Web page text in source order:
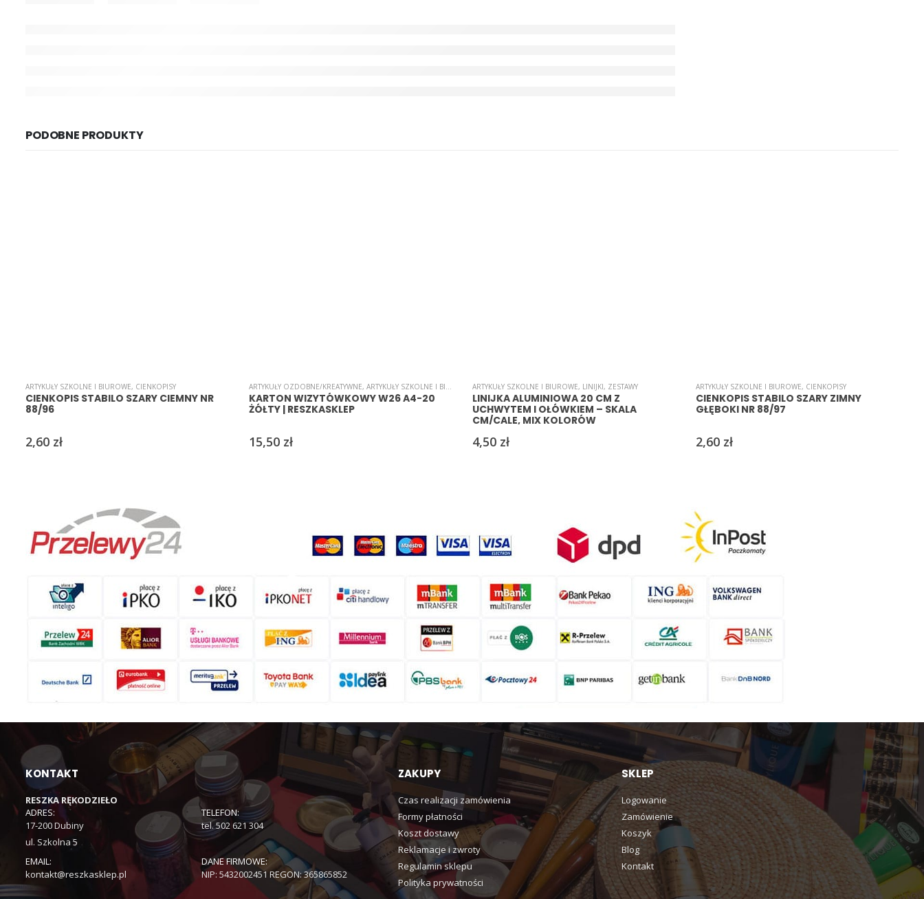
PODOBNE PRODUKTY
ARTYKUŁY SZKOLNE I BIUROWE, CIENKOPISY
CIENKOPIS STABILO SZARY CIEMNY NR
88/96
2,60 zł
ARTYKUŁY OZDOBNE/KREATYWNE, ARTYKUŁY SZKOLNE I BIUROWE ,KARTON/PAPIER WIZYTÓWKOWY ,PAPIER,PAPIERY/WYCINANKI
KARTON WIZYTÓWKOWY W26 A4-20
ŻÓŁTY | RESZKASKLEP
15,50 zł
ARTYKUŁY SZKOLNE I BIUROWE, LINIJKI, ZESTAWY
LINIJKA ALUMINIOWA 20 CM Z
UCHWYTEM I OŁÓWKIEM – SKALA
CM/CALE, MIX KOLORÓW
4,50 zł
ARTYKUŁY SZKOLNE I BIUROWE, CIENKOPISY
CIENKOPIS STABILO SZARY ZIMNY
GŁĘBOKI NR 88/97
2,60 zł
KONTAKT
RESZKA RĘKODZIEŁO
ADRES:
17-200 Dubiny
ul. Szkolna 5
TELEFON:
tel. 502 621 304
EMAIL:
kontakt@reszkasklep.pl
DANE FIRMOWE:
NIP: 5432002451 REGON: 365865852
ZAKUPY
Czas realizacji zamówienia
Formy płatności
Koszt dostawy
Reklamacje i zwroty
Regulamin sklepu
Polityka prywatności
SKLEP
Logowanie
Zamówienie
Koszyk
Blog
Kontakt